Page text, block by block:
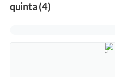
quinta (4)